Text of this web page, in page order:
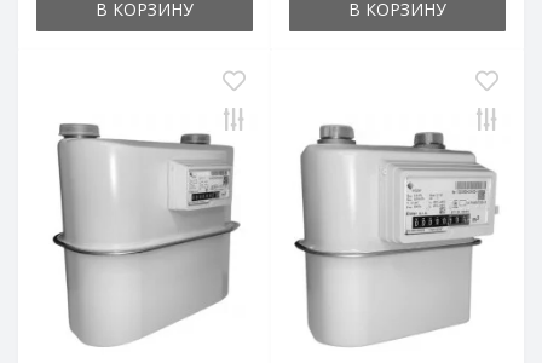
В КОРЗИНУ В КОРЗИНУ